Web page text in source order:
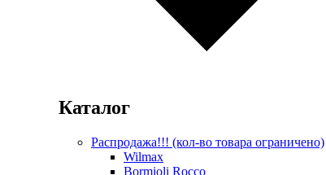
Каталог
Распродажа!!! (кол-во товара ограничено)
Wilmax
Bormioli Rocco